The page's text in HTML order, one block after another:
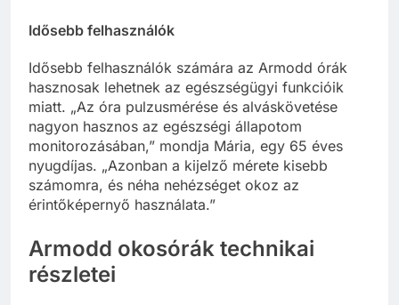
Idősebb felhasználók
Idősebb felhasználók számára az Armodd órák
hasznosak lehetnek az egészségügyi funkcióik
miatt. „Az óra pulzusmérése és alváskövetése
nagyon hasznos az egészségi állapotom
monitorozásában,” mondja Mária, egy 65 éves
nyugdíjas. „Azonban a kijelző mérete kisebb
számomra, és néha nehézséget okoz az
érintőképernyő használata.”
Armodd okosórák technikai
részletei